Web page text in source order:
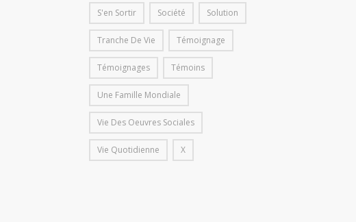
S'en Sortir Société Solution
Tranche De Vie Témoignage
Témoignages Témoins
Une Famille Mondiale
Vie Des Oeuvres Sociales
Vie Quotidienne X